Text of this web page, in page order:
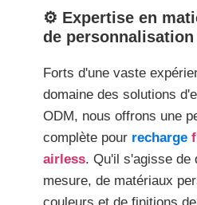
⚙️ Expertise en
de personnalisation
Forts d'une vaste
domaine des solutions
ODM, nous offrons une
complète pour recharge
airless. Qu'il s'agisse de
mesure, de matériaux